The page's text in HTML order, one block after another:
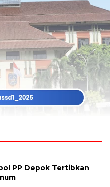
PP Depok Tertibkan